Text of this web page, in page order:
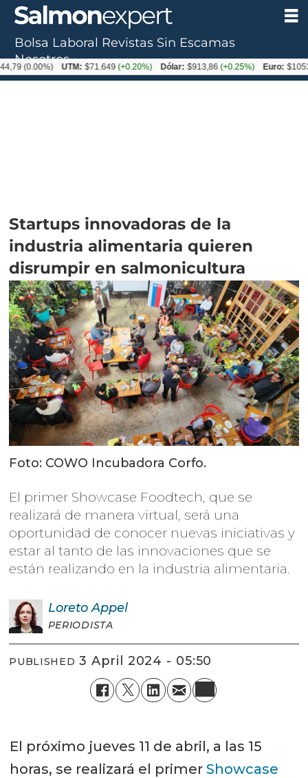
Startups innovadoras de la
industria alimentaria quieren
disrumpir en salmonicultura
Foto: COWO Incubadora Corfo.
El primer Showcase Foodtech, que se
realizará de manera virtual, será una
oportunidad de conocer nuevas iniciativas y
estar al tanto de las innovaciones que se
están realizando en la industria alimentaria.
Loreto Appel
PERIODISTA
PUBLISHED 3 April 2024 - 05:50
El próximo jueves 11 de abril, a las 15
horas, se realizará el primer Showcase
Bolsa Laboral Revistas Sin Escamas
Nosotros
UTM: $71.649 (+0.20%) Dólar: $913,86 (+0.25%) Euro: $1053,08(-